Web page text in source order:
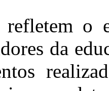
refletem o
da